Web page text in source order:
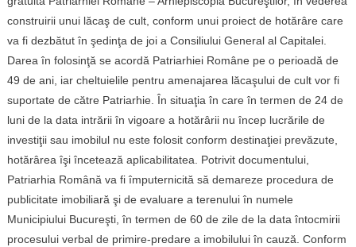
construirii unui lăcaş de cult, conform unui proiect de hotărâre care
va fi dezbătut în şedinţa de joi a Consiliului General al Capitalei.
Darea în folosinţă se acordă Patriarhiei Române pe o perioadă de
49 de ani, iar cheltuielile pentru amenajarea lăcaşului de cult vor fi
suportate de către Patriarhie. În situaţia în care în termen de 24 de
luni de la data intrării în vigoare a hotărârii nu încep lucrările de
investiţii sau imobilul nu este folosit conform destinaţiei prevăzute,
hotărârea îşi încetează aplicabilitatea. Potrivit documentului,
Patriarhia Română va fi împuternicită să demareze procedura de
publicitate imobiliară şi de evaluare a terenului în numele
Municipiului Bucureşti, în termen de 60 de zile de la data întocmirii
procesului verbal de primire-predare a imobilului în cauză. Conform